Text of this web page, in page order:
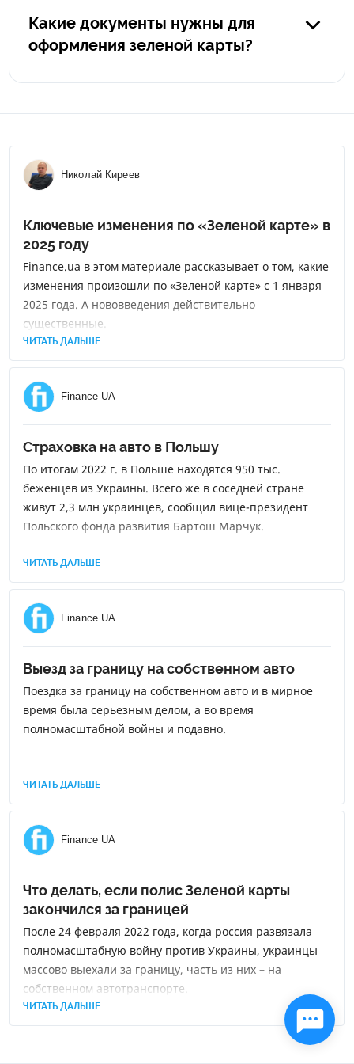
порядка 400 евро, а в Германии - от 900 евро. Также
немаловажным плюсом является то, что зеленая карта
необходимости, вы можете поехать в другую страну без
Какие документы нужны для
оформления зеленой карты?
Николай Киреев
Ключевые изменения по «Зеленой карте» в
2025 году
Finance.ua в этом материале рассказывает о том, какие
изменения произошли по «Зеленой карте» с 1 января
2025 года. А нововведения действительно
существенные.
ЧИТАТЬ ДАЛЬШЕ
Finance UA
Страховка на авто в Польшу
По итогам 2022 г. в Польше находятся 950 тыс.
беженцев из Украины. Всего же в соседней стране
живут 2,3 млн украинцев, сообщил вице-президент
Польского фонда развития Бартош Марчук.
ЧИТАТЬ ДАЛЬШЕ
Finance UA
Выезд за границу на собственном авто
Поездка за границу на собственном авто и в мирное
время была серьезным делом, а во время
полномасштабной войны и подавно.
ЧИТАТЬ ДАЛЬШЕ
Finance UA
Что делать, если полис Зеленой карты
закончился за границей
После 24 февраля 2022 года, когда россия развязала
полномасштабную войну против Украины, украинцы
массово выехали за границу, часть из них – на
собственном автотранспорте.
ЧИТАТЬ ДАЛЬШЕ